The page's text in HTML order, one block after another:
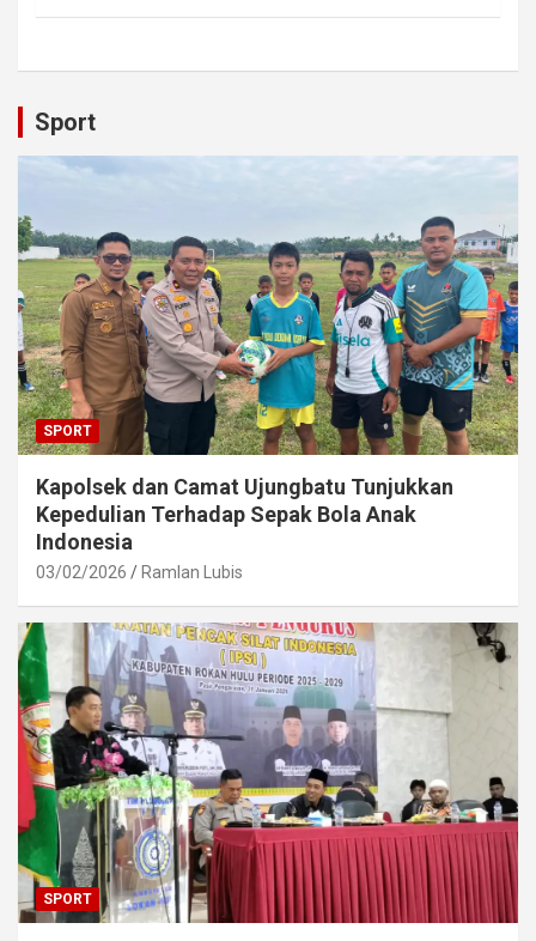
Sport
SPORT
Kapolsek dan Camat Ujungbatu Tunjukkan
Kepedulian Terhadap Sepak Bola Anak
Indonesia
03/02/2026 Ramlan Lubis
SPORT